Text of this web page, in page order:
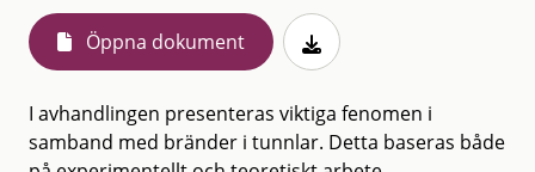
Öppna dokument
I avhandlingen presenteras viktiga fenomen i
samband med bränder i tunnlar. Detta baseras både